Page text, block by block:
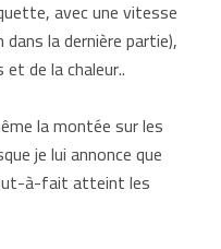
avec une vitesse
la dernière partie),
de la chaleur..
la montée sur les
je lui annonce que
à-fait atteint les